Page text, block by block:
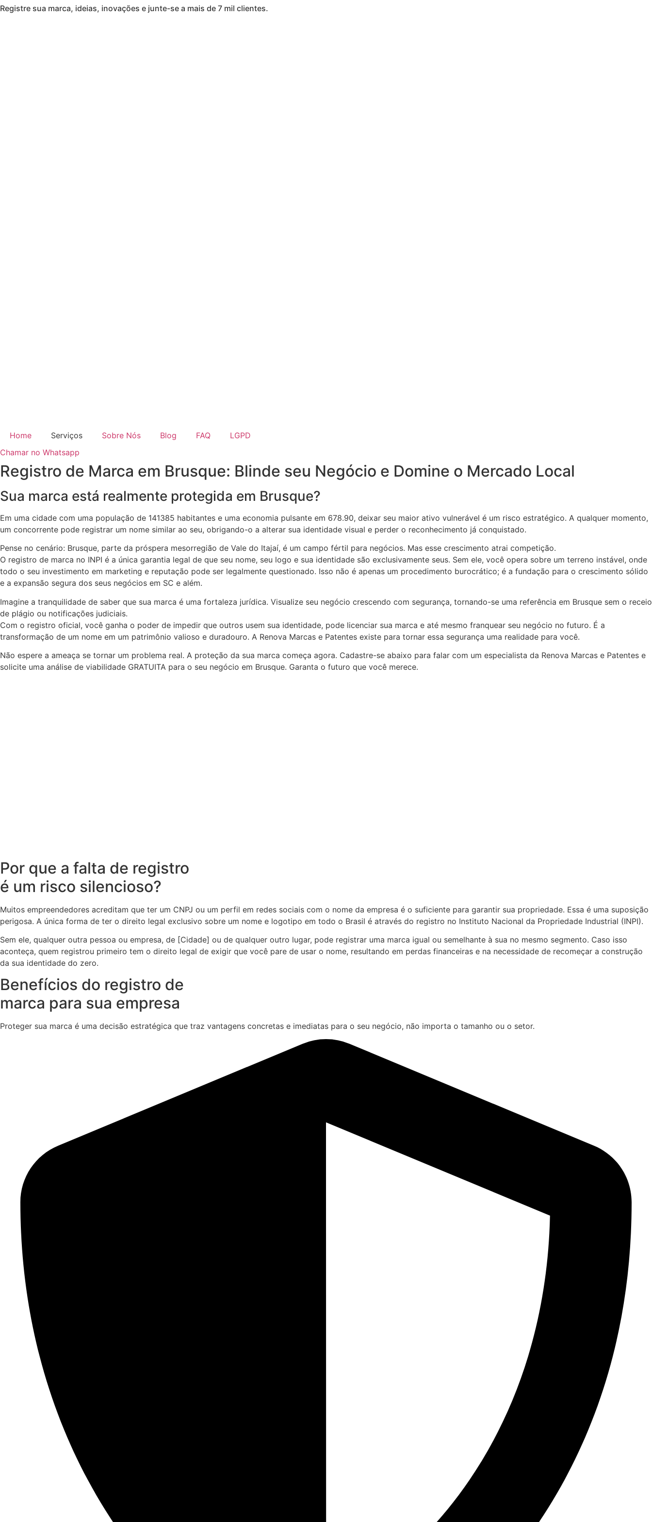
Ir
Registre sua marca, ideias, inovações e junte-se a mais de 7 mil clientes.
Home Serviços Sobre Nós Blog FAQ
LGPD
Chamar no Whatsapp
Registro de Marca em Brusque: Blinde seu Negócio e Domine o Mercado Local
Sua marca está realmente protegida em Brusque?
Em uma cidade com uma população de 141385 habitantes e uma economia pulsante em 678.90, deixar seu maior ativo vulnerável é um risco estratégico. A qualquer momento,
um concorrente pode registrar um nome similar ao seu, obrigando-o a alterar sua identidade visual e perder o reconhecimento já conquistado.
Pense no cenário: Brusque, parte da próspera mesorregião de Vale do Itajaí, é um campo fértil para negócios. Mas esse crescimento atrai competição.
O registro de marca no INPI é a única garantia legal de que seu nome, seu logo e sua identidade são exclusivamente seus. Sem ele, você opera sobre um terreno instável, onde
todo o seu investimento em marketing e reputação pode ser legalmente questionado. Isso não é apenas um procedimento burocrático; é a fundação para o crescimento sólido
e a expansão segura dos seus negócios em SC e além.
Imagine a tranquilidade de saber que sua marca é uma fortaleza jurídica. Visualize seu negócio crescendo com segurança, tornando-se uma referência em Brusque sem o receio
de plágio ou notificações judiciais.
Com o registro oficial, você ganha o poder de impedir que outros usem sua identidade, pode licenciar sua marca e até mesmo franquear seu negócio no futuro. É a
transformação de um nome em um patrimônio valioso e duradouro. A Renova Marcas e Patentes existe para tornar essa segurança uma realidade para você.
Não espere a ameaça se tornar um problema real. A proteção da sua marca começa agora. Cadastre-se abaixo para falar com um especialista da Renova Marcas e Patentes e
solicite uma análise de viabilidade GRATUITA para o seu negócio em Brusque. Garanta o futuro que você merece.
Por que a falta de registro
é um risco silencioso?
Muitos empreendedores acreditam que ter um CNPJ ou um perfil em redes sociais com o nome da empresa é o suficiente para garantir sua propriedade. Essa é uma suposição
perigosa. A única forma de ter o direito legal exclusivo sobre um nome e logotipo em todo o Brasil é através do registro no Instituto Nacional da Propriedade Industrial (INPI).
Sem ele, qualquer outra pessoa ou empresa, de [Cidade] ou de qualquer outro lugar, pode registrar uma marca igual ou semelhante à sua no mesmo segmento. Caso isso
aconteça, quem registrou primeiro tem o direito legal de exigir que você pare de usar o nome, resultando em perdas financeiras e na necessidade de recomeçar a construção
da sua identidade do zero.
Benefícios do registro de
marca para sua empresa
Proteger sua marca é uma decisão estratégica que traz vantagens concretas e imediatas para o seu negócio, não importa o tamanho ou o setor.